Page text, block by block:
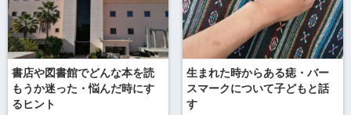
書店や図書館でどんな本を読
もうか迷った・悩んだ時にす
るヒント
生まれた時からある痣・バー
スマークについて子どもと話
す